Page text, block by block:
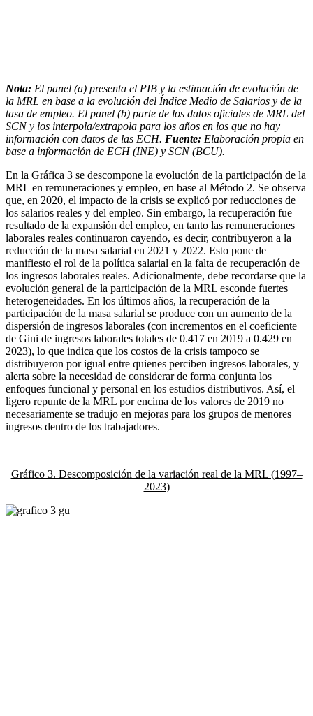
Nota: El panel (a) presenta el PIB y la estimación de evolución de
la MRL en base a la evolución del Índice Medio de Salarios y de la
tasa de empleo. El panel (b) parte de los datos oficiales de MRL del
SCN y los interpola/extrapola para los años en los que no hay
información con datos de las ECH. Fuente: Elaboración propia en
base a información de ECH (INE) y SCN (BCU).
En la Gráfica 3 se descompone la evolución de la participación de la
MRL en remuneraciones y empleo, en base al Método 2. Se observa
que, en 2020, el impacto de la crisis se explicó por reducciones de
los salarios reales y del empleo. Sin embargo, la recuperación fue
resultado de la expansión del empleo, en tanto las remuneraciones
laborales reales continuaron cayendo, es decir, contribuyeron a la
reducción de la masa salarial en 2021 y 2022. Esto pone de
manifiesto el rol de la política salarial en la falta de recuperación de
los ingresos laborales reales. Adicionalmente, debe recordarse que la
evolución general de la participación de la MRL esconde fuertes
heterogeneidades. En los últimos años, la recuperación de la
participación de la masa salarial se produce con un aumento de la
dispersión de ingresos laborales (con incrementos en el coeficiente
de Gini de ingresos laborales totales de 0.417 en 2019 a 0.429 en
2023), lo que indica que los costos de la crisis tampoco se
distribuyeron por igual entre quienes perciben ingresos laborales, y
alerta sobre la necesidad de considerar de forma conjunta los
enfoques funcional y personal en los estudios distributivos. Así, el
ligero repunte de la MRL por encima de los valores de 2019 no
necesariamente se tradujo en mejoras para los grupos de menores
ingresos dentro de los trabajadores.
Gráfico 3. Descomposición de la variación real de la MRL (1997–
2023)